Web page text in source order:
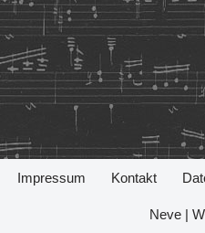
Impressum Kontakt
Neve|